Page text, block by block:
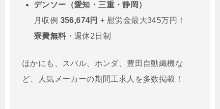
デンソー（愛知・三重・静岡）
月収例 356,674円 + 慰労金最大345万円！
寮費無料 ・週休2日制
ほかにも、スバル、ホンダ、豊田自動織機な
ど、人気メーカーの期間工求人を多数掲載！